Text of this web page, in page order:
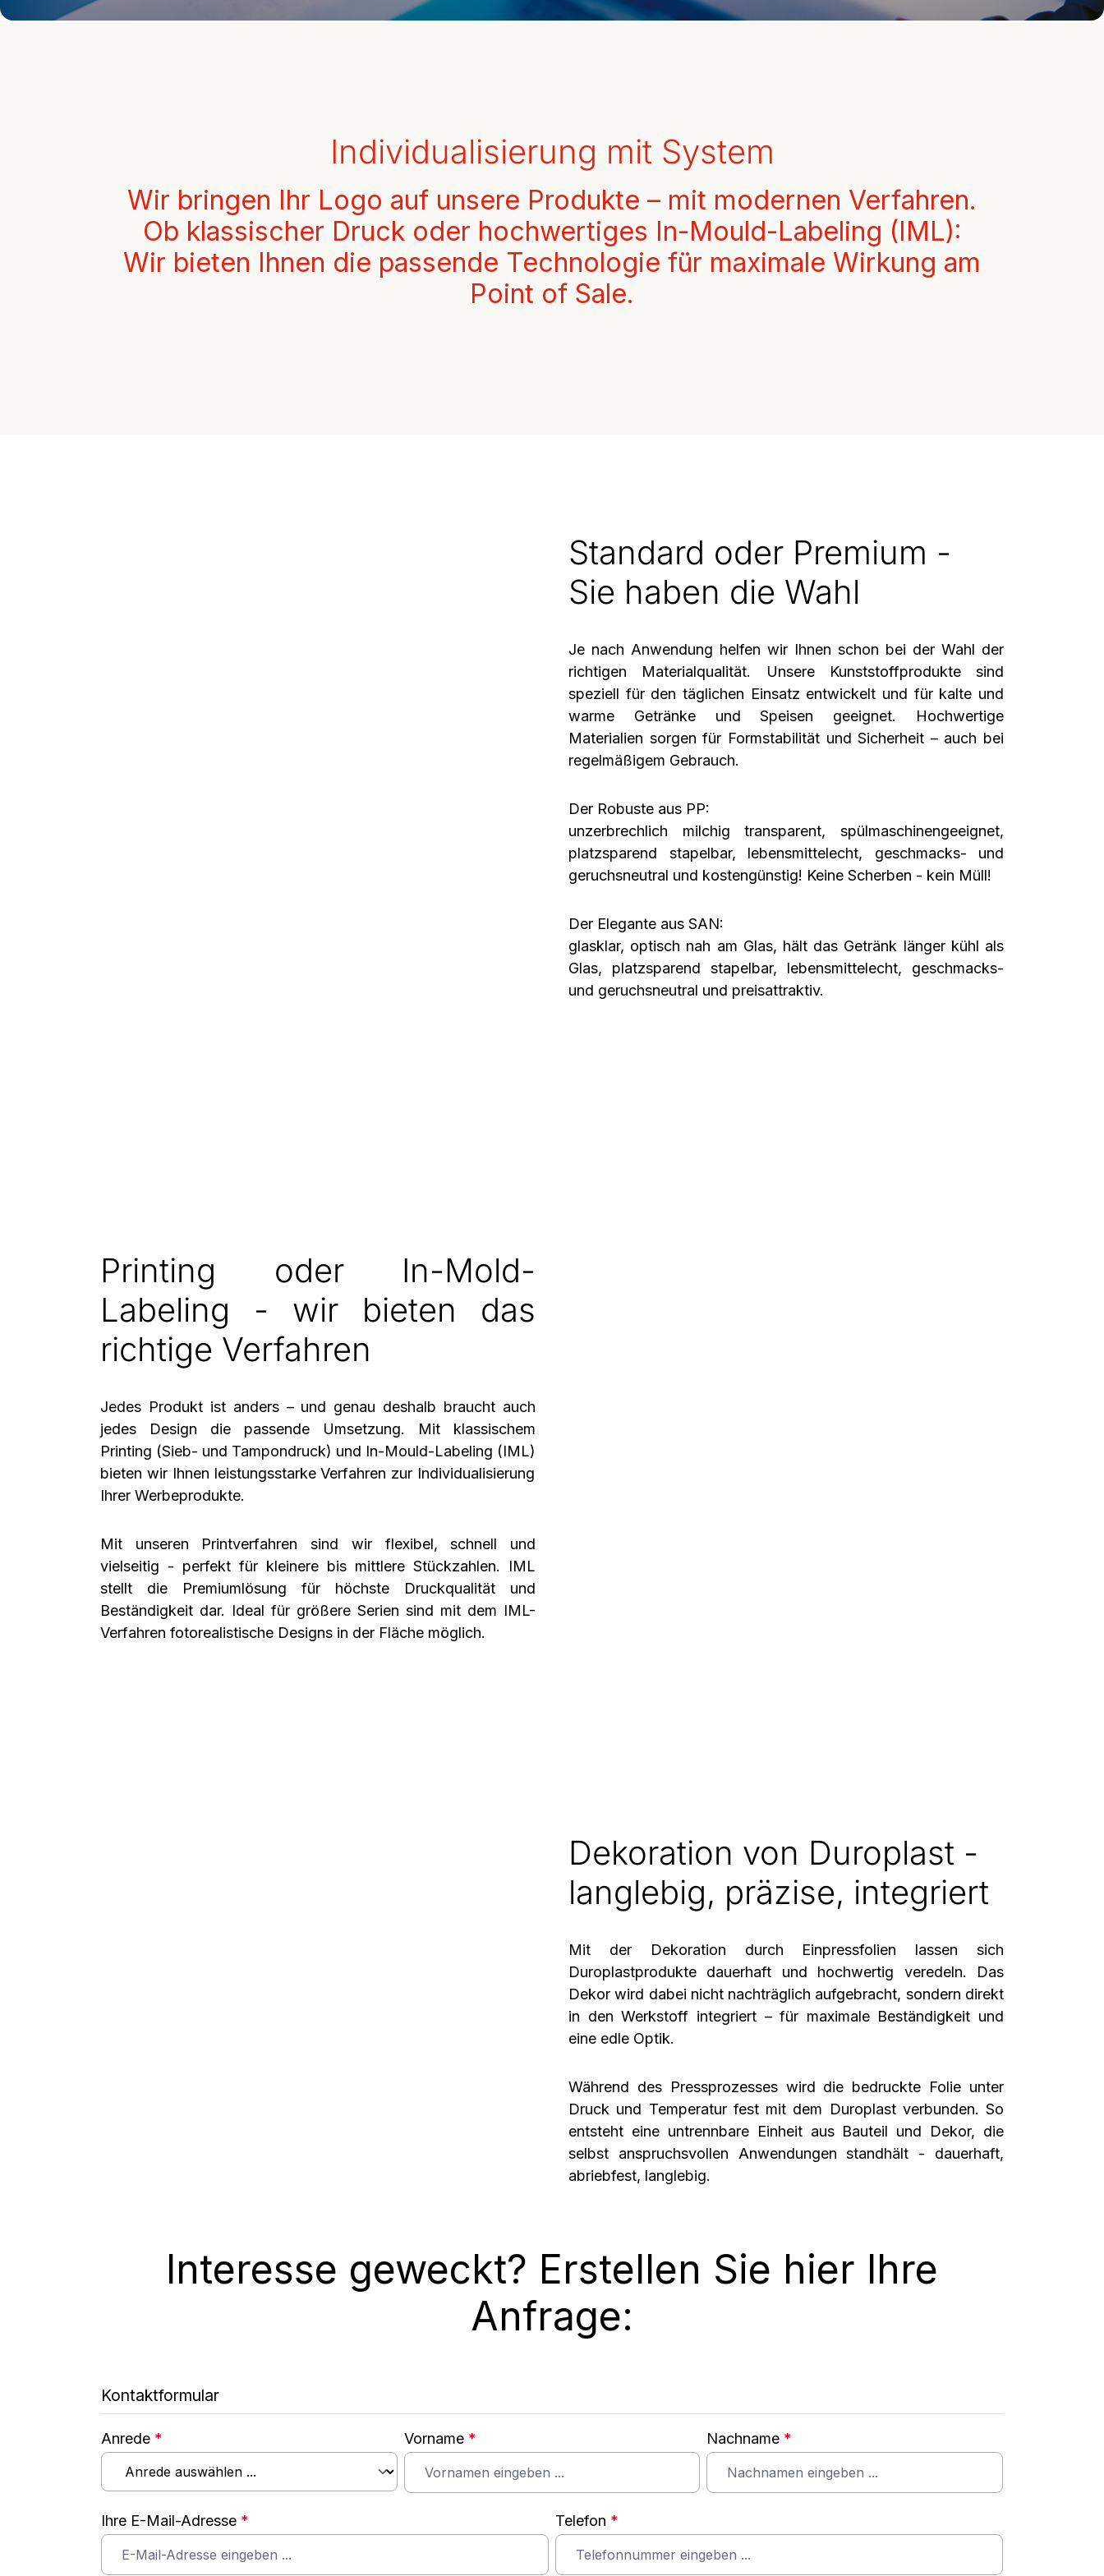
Frühstücks-Duo Rührschüssel Rührbecher
Individualisierung mit System
Wir bringen Ihr Logo auf unsere Produkte – mit modernen Verfahren.
Ob klassischer Druck oder hochwertiges In-Mould-Labeling (IML):
Wir bieten Ihnen die passende Technologie für maximale Wirkung am
Point of Sale.
Standard oder Premium -
Sie haben die Wahl
Je nach Anwendung helfen wir Ihnen schon bei der Wahl der
richtigen Materialqualität. Unsere Kunststoffprodukte sind
speziell für den täglichen Einsatz entwickelt und für kalte und
warme Getränke und Speisen geeignet. Hochwertige
Materialien sorgen für Formstabilität und Sicherheit – auch bei
regelmäßigem Gebrauch.
Der Robuste aus PP:
unzerbrechlich milchig transparent, spülmaschinengeeignet,
platzsparend stapelbar, lebensmittelecht, geschmacks- und
geruchsneutral und kostengünstig! Keine Scherben - kein Müll!
Der Elegante aus SAN:
glasklar, optisch nah am Glas, hält das Getränk länger kühl als
Glas, platzsparend stapelbar, lebensmittelecht, geschmacks-
und geruchsneutral und preisattraktiv.
Printing oder In-Mold-
Labeling - wir bieten das
richtige Verfahren
Jedes Produkt ist anders – und genau deshalb braucht auch
jedes Design die passende Umsetzung. Mit klassischem
Printing (Sieb- und Tampondruck) und In-Mould-Labeling (IML)
bieten wir Ihnen leistungsstarke Verfahren zur Individualisierung
Ihrer Werbeprodukte.
Mit unseren Printverfahren sind wir flexibel, schnell und
vielseitig - perfekt für kleinere bis mittlere Stückzahlen. IML
stellt die Premiumlösung für höchste Druckqualität und
Beständigkeit dar. Ideal für größere Serien sind mit dem IML-
Verfahren fotorealistische Designs in der Fläche möglich.
Dekoration von Duroplast -
langlebig, präzise, integriert
Mit der Dekoration durch Einpressfolien lassen sich
Duroplastprodukte dauerhaft und hochwertig veredeln. Das
Dekor wird dabei nicht nachträglich aufgebracht, sondern direkt
in den Werkstoff integriert– für maximale Beständigkeit und
eine edle Optik.
Während des Pressprozesses wird die bedruckte Folie unter
Druck und Temperatur fest mit dem Duroplast verbunden. So
entsteht eine untrennbare Einheit aus Bauteil und Dekor, die
selbst anspruchsvollen Anwendungen standhält - dauerhaft,
abriebfest, langlebig.
Interesse geweckt? Erstellen Sie hier Ihre
Anfrage:
Kontaktformular
Anrede * Vorname * Nachname *
Ihre E-Mail-Adresse * Telefon *